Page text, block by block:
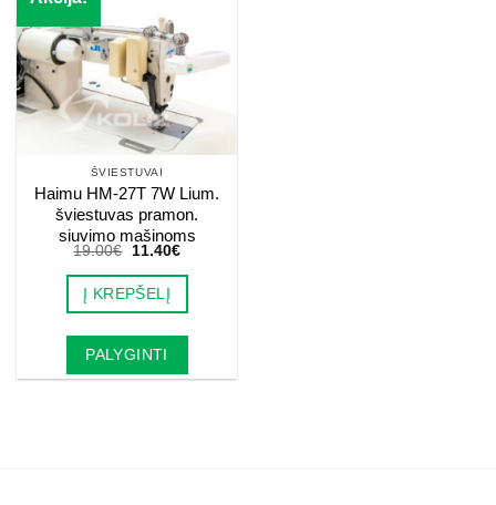
ŠVIESTUVAI
Haimu HM-27T 7W Lium.
šviestuvas pramon.
siuvimo mašinoms
19.00€
Original
was:
19.00€.
11.40€Current
is:
Į KREPŠELĮ
PALYGINTI